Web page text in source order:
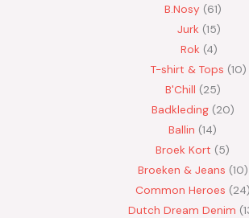
B.Nosy 61
Jurk 15
Rok 4
T-shirt & Tops 10
B'Chill 25
Badkleding 20
Ballin 14
Broek Kort 5
Broeken & Jeans 10
Common Heroes 24
Dutch Dream Denim